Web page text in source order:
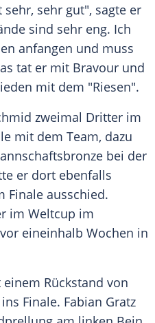
sehr gut", sagte er
sind sehr eng. Ich
anfangen und muss
tat er mit Bravour und
mit dem "Riesen".
zweimal Dritter im
mit dem Team, dazu
bei der
er dort ebenfalls
Finale ausschied.
im Weltcup im
eineinhalb Wochen in
Rückstand von
Finale. Fabian Gratz